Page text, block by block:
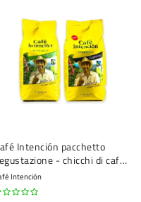
Intención pacchetto
- chicchi di caffè
x 1 kg
Intención